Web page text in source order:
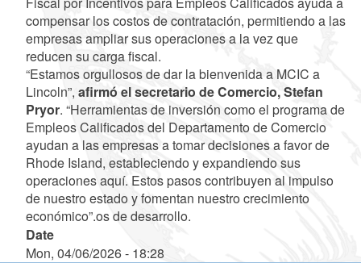
compensar los costos de contratación, permitiendo a las
empresas ampliar sus operaciones a la vez que
reducen su carga fiscal.
“Estamos orgullosos de dar la bienvenida a MCIC a
Lincoln”, afirmó el secretario de Comercio, Stefan
Pryor. “Herramientas de inversión como el programa de
Empleos Calificados del Departamento de Comercio
ayudan a las empresas a tomar decisiones a favor de
Rhode Island, estableciendo y expandiendo sus
operaciones aquí. Estos pasos contribuyen al impulso
de nuestro estado y fomentan nuestro crecimiento
económico”.os de desarrollo.
Date
Mon, 04/06/2026 - 18:28